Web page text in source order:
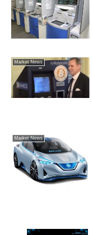
Market News
Market News